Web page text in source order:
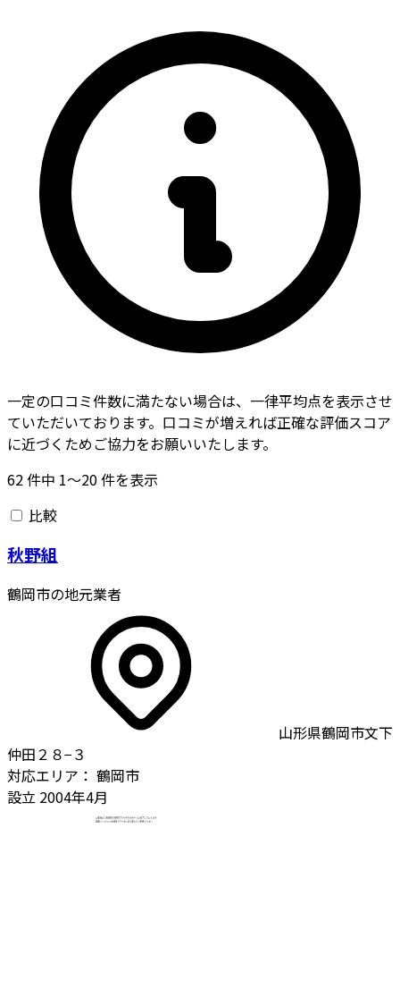
一定の口コミ件数に満たない場合は、一律平均点を表示させ
ていただいております。口コミが増えれば正確な評価スコア
に近づくためご協力をお願いいたします。
62件中 1〜20件を表示
比較
秋野組
鶴岡市の地元業者
山形県鶴岡市文下
仲田２８−３
対応エリア： 鶴岡市
設立 2004年4月